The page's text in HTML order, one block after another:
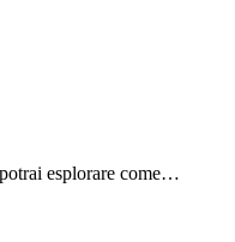
esplorare come…